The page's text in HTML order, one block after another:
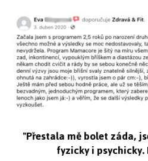
"Přestala mě bolet záda,
fyzicky i